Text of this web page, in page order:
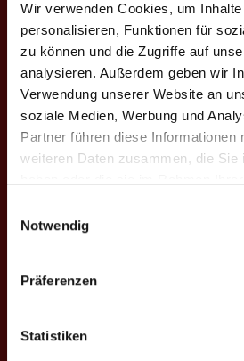
Wir verwenden Cookies, um
personalisieren, Funktionen für
zu können und die Zugriffe auf
analysieren. Außerdem geben wir
Verwendung unserer Website an
soziale Medien, Werbung und
Partner führen diese Informationen
weiteren Daten zusammen, die Sie
Notwendig
Präferenzen
Statistiken
8
II
10 - 2
3
Schwaben II
1 - 11
2 LU-WE
11 - 1
1